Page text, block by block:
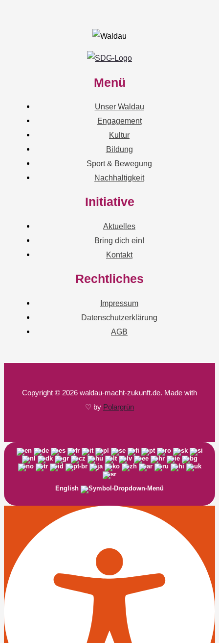
Menü
Unser Waldau
Engagement
Kultur
Bildung
Sport & Bewegung
Nachhaltigkeit
Initiative
Aktuelles
Bring dich ein!
Kontakt
Rechtliches
Impressum
Datenschutzerklärung
AGB
Copyright © 2026 waldau-macht-zukunft.de. Made with
♡ by Polargrün
English